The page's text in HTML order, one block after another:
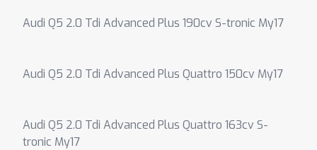
Audi Q5 2.0 Tdi Advanced Plus 190cv S-tronic My17
Audi Q5 2.0 Tdi Advanced Plus Quattro 150cv My17
Audi Q5 2.0 Tdi Advanced Plus Quattro 163cv S-
tronic My17